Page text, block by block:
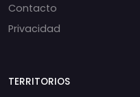
Contacto
Privacidad
TERRITORIOS